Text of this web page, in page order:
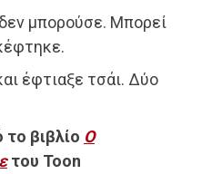
μπορούσε. Μπορεί
έφτιαξε τσάι. Δύο
βιβλίο Ο
του Toon